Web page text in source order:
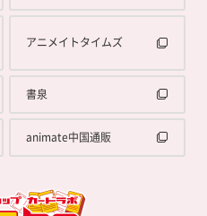
アニメイトタイムズ
書泉
animate中国通販